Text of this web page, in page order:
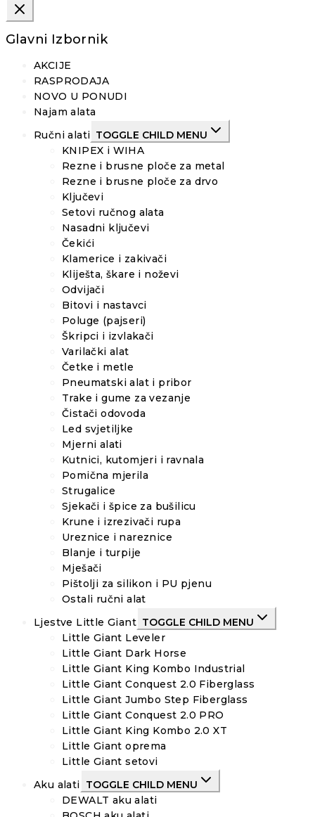
Glavni Izbornik
AKCIJE
RASPRODAJA
NOVO U PONUDI
Najam alata
Ručni alati TOGGLE CHILD MENU
KNIPEX i WIHA
Rezne i brusne ploče za metal
Rezne i brusne ploče za drvo
Ključevi
Setovi ručnog alata
Nasadni ključevi
Čekići
Klamerice i zakivači
Kliješta, škare i noževi
Odvijači
Bitovi i nastavci
Poluge (pajseri)
Škripci i izvlakači
Varilački alat
Četke i metle
Pneumatski alat i pribor
Trake i gume za vezanje
Čistači odovoda
Led svjetiljke
Mjerni alati
Kutnici, kutomjeri i ravnala
Pomična mjerila
Strugalice
Sjekači i špice za bušilicu
Krune i izrezivači rupa
Ureznice i nareznice
Blanje i turpije
Mješači
Pištolji za silikon i PU pjenu
Ostali ručni alat
Ljestve Little Giant TOGGLE CHILD MENU
Little Giant Leveler
Little Giant Dark Horse
Little Giant King Kombo Industrial
Little Giant Conquest 2.0 Fiberglass
Little Giant Jumbo Step Fiberglass
Little Giant Conquest 2.0 PRO
Little Giant King Kombo 2.0 XT
Little Giant oprema
Little Giant setovi
Aku alati TOGGLE CHILD MENU
DEWALT aku alati